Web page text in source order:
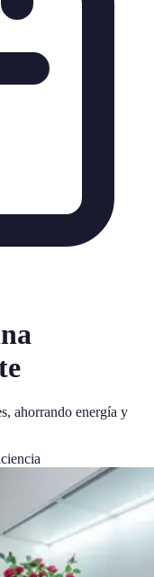
ahorrando energía y